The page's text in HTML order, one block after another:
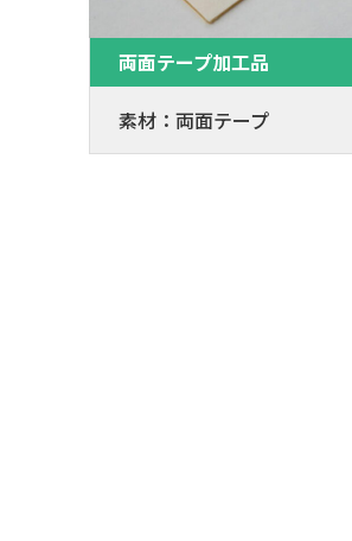
両面テープ加工品
素材：両面テープ